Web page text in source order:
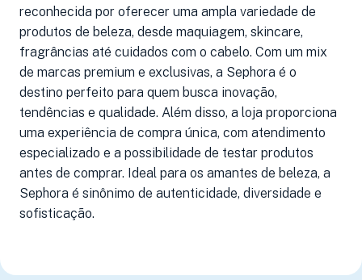
reconhecida por oferecer uma ampla variedade de
produtos de beleza, desde maquiagem, skincare,
fragrâncias até cuidados com o cabelo. Com um mix
de marcas premium e exclusivas, a Sephora é o
destino perfeito para quem busca inovação,
tendências e qualidade. Além disso, a loja proporciona
uma experiência de compra única, com atendimento
especializado e a possibilidade de testar produtos
antes de comprar. Ideal para os amantes de beleza, a
Sephora é sinônimo de autenticidade, diversidade e
sofisticação.